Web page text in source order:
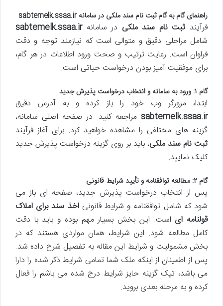
راهنمای گام به گامثبت نام سند ملکی در سامانهsabtemelk.ssaa.ir
فرآیندثبت نام سند ملکی در سامانهsabtemelk.ssaa.ir
شامل مراحلی دقیق و متوالی است که نیازمند توجه و دقت
فراوان است. رعایت ترتیب و صحت ورود اطلاعات در هر گام،
برای موفقیت آمیز بودن درخواست حیاتی است.
گام ۱: ورود به سامانه و انتخاب درخواست پذیرش جدید
ابتدا، مرورگر وب خود را باز کرده و به آدرس دقیق
sabtemelk.ssaa.ir مراجعه کنید. در صفحه اصلی سامانه،
گزینه های مختلفی را مشاهده خواهید کرد. برای آغاز فرآیند
ثبت نام سند ملکی، باید بر روی گزینه درخواست پذیرش جدید
کلیک نمایید.
گام ۲: مطالعه توافقنامه و تأیید شرایط قانونی
پس از انتخاب درخواست پذیرش جدید، صفحه ای باز می
شود که شامل توافقنامه و شرایط قانونیاخذ سند برای املاک
قولنامه ای است. این بخش بسیار مهم بوده و باید با دقت
کامل مطالعه شود. این شرایط، همان مواردی هستند که در
بخش مشمولیت و شرایط این مقاله به تفصیل شرح داده شد.
پس از اطمینان از اینکه ملک شما تمامی شرایط ذکر شده را دارا
می باشد، تیک گزینه حایز شرایط درج شده می باشم را فعال
کرده و به مرحله بعدی بروید.